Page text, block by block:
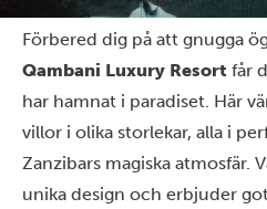
Förbered dig på att gnugga
Qambani Luxury Resort får
har hamnat i paradiset. Här
villor i olika storlekar, alla i
Zanzibars magiska atmosfär.
unika design och erbjuder